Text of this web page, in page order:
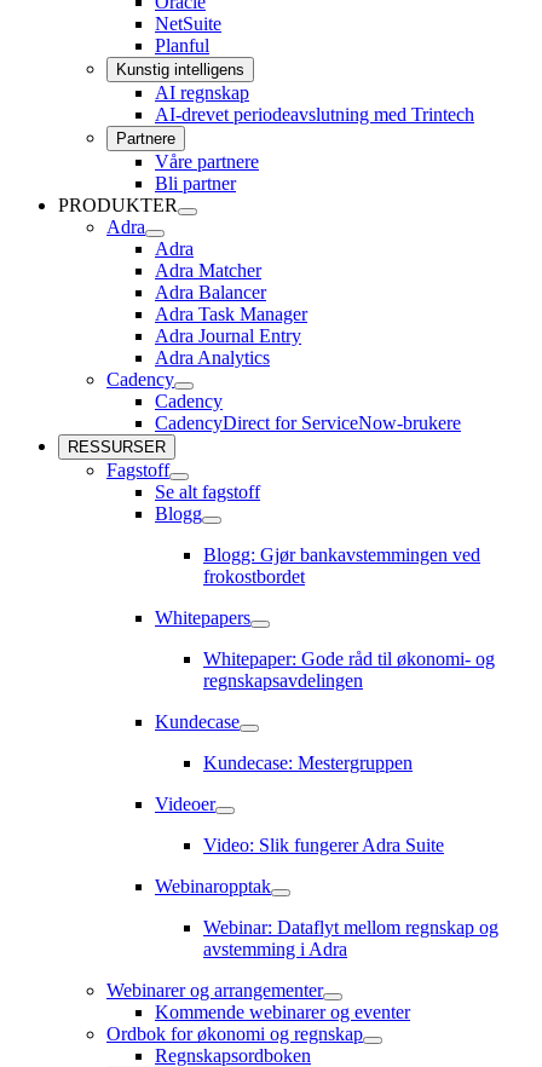
NetSuite
Planful
Kunstig intelligens
AI regnskap
AI-drevet periodeavslutning med Trintech
Partnere
Våre partnere
Bli partner
PRODUKTER
PRODUKTER
Adra
Adra
undermeny
Adra
Adra Matcher
Adra Balancer
Adra Task Manager
Adra Journal Entry
Adra Analytics
Cadency
Cadency
undermeny
Cadency
CadencyDirect for ServiceNow-brukere
RESSURSER
Fagstoff
Fagstoff
undermeny
Se alt fagstoff
Blogg
Blogg
undermeny
Blogg: Gjør bankavstemmingen ved
frokostbordet
Whitepapers
Whitepapers
undermeny
Whitepaper: Gode råd til økonomi- og
regnskapsavdelingen
Kundecase
Kundecase
undermeny
Kundecase: Mestergruppen
Videoer
Videoer
undermeny
Video: Slik fungerer Adra Suite
Webinaropptak
Webinaropptak
undermeny
Webinar: Dataflyt mellom regnskap og
avstemming i Adra
Webinarer og arrangementer
Webinarer
og
arrangementer
Kommende webinarer og eventer
Ordbok for økonomi og regnskap
Ordbok
Regnskapsordboken